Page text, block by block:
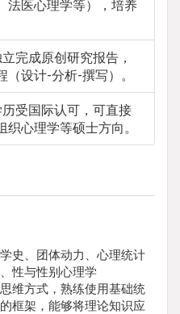
法医心理学等），培养
完成原创研究报告，
设计-分析-撰写）。
受国际认可，可直接
心理学等硕士方向。
史、团体动力、心理统计
性与性别心理学
维方式，熟练使用基础统
框架，能够将理论知识应